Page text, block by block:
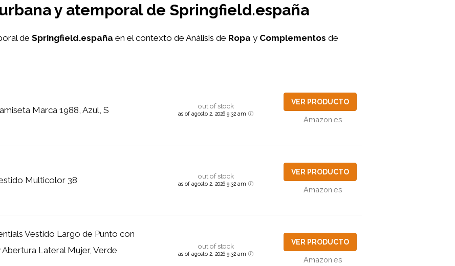
y atemporal de Springfield.españa
de Springfield.españa en el contexto de Análisis de Ropa y Complementos de
Marca 1988, Azul, S out of stock
as of agosto 2, 2026 9:32 am
VER PRODUCTO
Amazon.es
Multicolor 38 out of stock
as of agosto 2, 2026 9:32 am
VER PRODUCTO
Amazon.es
Vestido Largo de Punto con
Abertura Lateral Mujer, Verde
out of stock
as of agosto 2, 2026 9:32 am
VER PRODUCTO
Amazon.es